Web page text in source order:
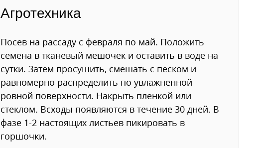
Агротехника
Посев на рассаду с февраля по май. Положить
семена в тканевый мешочек и оставить в воде на
сутки. Затем просушить, смешать с песком и
равномерно распределить по увлажненной
ровной поверхности. Накрыть пленкой или
стеклом. Всходы появляются в течение 30 дней. В
фазе 1-2 настоящих листьев пикировать в
горшочки.